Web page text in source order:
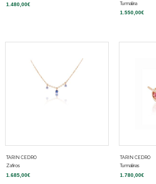
1.480,00€
Turmalina
1.550,00€
TARIN CEDRO
Zafiros
1.685,00€
TARIN CEDRO
Turmalinas
1.780,00€